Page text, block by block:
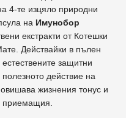
4-те изцяло природни
на Имунобор
екстракти от Котешки
Действайки в пълен
защитни
действие на
жизнения тонус и
приемащия.